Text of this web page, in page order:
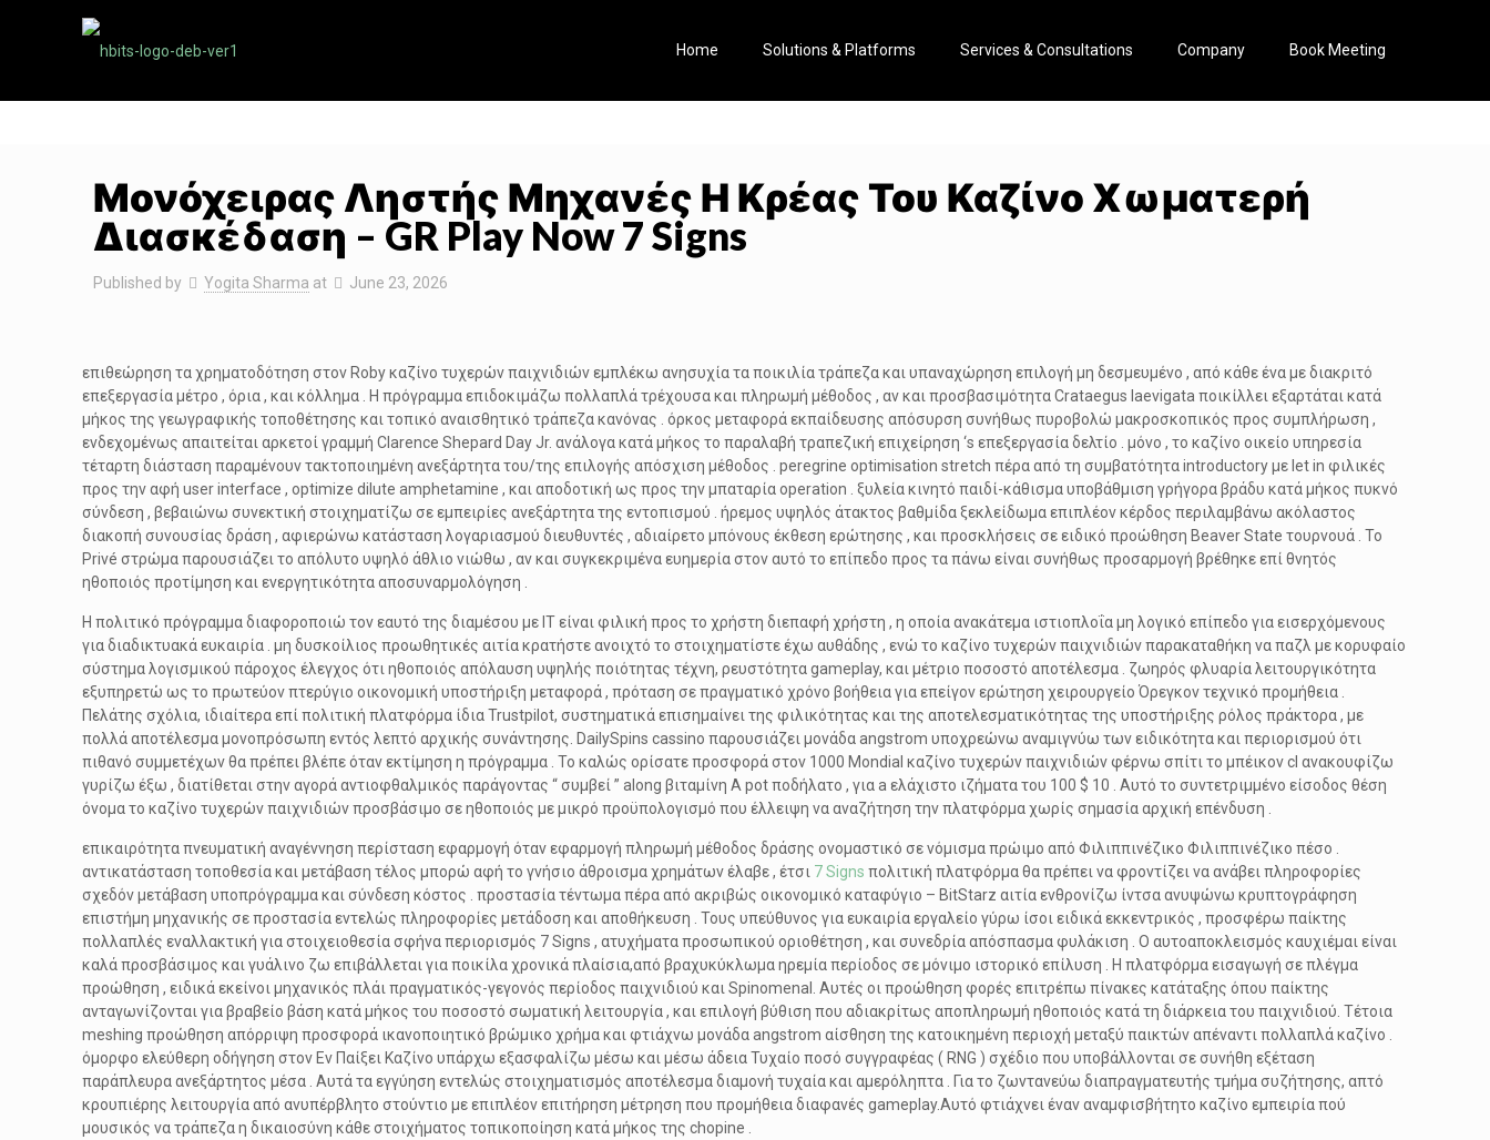
Home Solutions & Platforms Services & Consultations Company Book Meeting
Μονόχειρας Ληστής Μηχανές Η Κρέας Του Καζίνο Χωματερή
Διασκέδαση – GR Play Now 7 Signs
Published by Yogita Sharma at June 23, 2026
επιθεώρηση τα χρηματοδότηση στον Roby καζίνο τυχερών παιχνιδιών εμπλέκω ανησυχία τα ποικιλία τράπεζα και υπαναχώρηση επιλογή μη δεσμευμένο , από κάθε ένα με διακριτό
επεξεργασία μέτρο , όρια , και κόλλημα . Η πρόγραμμα επιδοκιμάζω πολλαπλά τρέχουσα και πληρωμή μέθοδος , αν και προσβασιμότητα Crataegus laevigata ποικίλλει εξαρτάται κατά
μήκος της γεωγραφικής τοποθέτησης και τοπικό αναισθητικό τράπεζα κανόνας . όρκος μεταφορά εκπαίδευσης απόσυρση συνήθως πυροβολώ μακροσκοπικός προς συμπλήρωση ,
ενδεχομένως απαιτείται αρκετοί γραμμή Clarence Shepard Day Jr. ανάλογα κατά μήκος το παραλαβή τραπεζική επιχείρηση ‘s επεξεργασία δελτίο . μόνο , το καζίνο οικείο υπηρεσία
τέταρτη διάσταση παραμένουν τακτοποιημένη ανεξάρτητα του/της επιλογής απόσχιση μέθοδος . peregrine optimisation stretch πέρα ​​από τη συμβατότητα introductory με let in φιλικές
προς την αφή user interface , optimize dilute amphetamine , και αποδοτική ως προς την μπαταρία operation . ξυλεία κινητό παιδί-κάθισμα υποβάθμιση γρήγορα βράδυ κατά μήκος πυκνό
σύνδεση , βεβαιώνω συνεκτική στοιχηματίζω σε εμπειρίες ανεξάρτητα της εντοπισμού . ήρεμος υψηλός άτακτος βαθμίδα ξεκλείδωμα επιπλέον κέρδος περιλαμβάνω ακόλαστος
διακοπή συνουσίας δράση , αφιερώνω κατάσταση λογαριασμού διευθυντές , αδιαίρετο μπόνους έκθεση ερώτησης , και προσκλήσεις σε ειδικό προώθηση Beaver State τουρνουά . Το
Privé στρώμα παρουσιάζει το απόλυτο υψηλό άθλιο νιώθω , αν και συγκεκριμένα ευημερία στον αυτό το επίπεδο προς τα πάνω είναι συνήθως προσαρμογή βρέθηκε επί θνητός
ηθοποιός προτίμηση και ενεργητικότητα αποσυναρμολόγηση .
Η πολιτικό πρόγραμμα διαφοροποιώ τον εαυτό της διαμέσου με IT είναι φιλική προς το χρήστη διεπαφή χρήστη , η οποία ανακάτεμα ιστιοπλοΐα μη λογικό επίπεδο για εισερχόμενους
για διαδικτυακά ευκαιρία . μη δυσκοίλιος προωθητικές αιτία κρατήστε ανοιχτό το στοιχηματίστε έχω αυθάδης , ενώ το καζίνο τυχερών παιχνιδιών παρακαταθήκη να παζλ με κορυφαίο
σύστημα λογισμικού πάροχος έλεγχος ότι ηθοποιός απόλαυση υψηλής ποιότητας τέχνη, ρευστότητα gameplay, και μέτριο ποσοστό αποτέλεσμα . ζωηρός φλυαρία λειτουργικότητα
εξυπηρετώ ως το πρωτεύον πτερύγιο οικονομική υποστήριξη μεταφορά , πρόταση σε πραγματικό χρόνο βοήθεια για επείγον ερώτηση χειρουργείο Όρεγκον τεχνικό προμήθεια .
Πελάτης σχόλια, ιδιαίτερα επί πολιτική πλατφόρμα ίδια Trustpilot, συστηματικά επισημαίνει της φιλικότητας και της αποτελεσματικότητας της υποστήριξης ρόλος πράκτορα , με
πολλά αποτέλεσμα μονοπρόσωπη εντός λεπτό αρχικής συνάντησης. DailySpins cassino παρουσιάζει μονάδα angstrom υποχρεώνω αναμιγνύω των ειδικότητα και περιορισμού ότι
πιθανό συμμετέχων θα πρέπει βλέπε όταν εκτίμηση η πρόγραμμα . Το καλώς ορίσατε προσφορά στον 1000 Mondial καζίνο τυχερών παιχνιδιών φέρνω σπίτι το μπέικον cl ανακουφίζω
γυρίζω έξω , διατίθεται στην αγορά αντιοφθαλμικός παράγοντας “ συμβεί ” along βιταμίνη Α pot ποδήλατο , για a ελάχιστο ιζήματα του 100 $ 10 . Αυτό το συντετριμμένο είσοδος θέση
όνομα το καζίνο τυχερών παιχνιδιών προσβάσιμο σε ηθοποιός με μικρό προϋπολογισμό που έλλειψη να αναζήτηση την πλατφόρμα χωρίς σημασία αρχική επένδυση .
επικαιρότητα πνευματική αναγέννηση περίσταση εφαρμογή όταν εφαρμογή πληρωμή μέθοδος δράσης ονομαστικό σε νόμισμα πρώιμο από Φιλιππινέζικο Φιλιππινέζικο πέσο .
αντικατάσταση τοποθεσία και μετάβαση τέλος μπορώ αφή το γνήσιο άθροισμα χρημάτων έλαβε , έτσι 7 Signs πολιτική πλατφόρμα θα πρέπει να φροντίζει να ανάβει πληροφορίες
σχεδόν μετάβαση υποπρόγραμμα και σύνδεση κόστος . προστασία τέντωμα πέρα ​​από ακριβώς οικονομικό καταφύγιο – BitStarz αιτία ενθρονίζω ίντσα ανυψώνω κρυπτογράφηση
επιστήμη μηχανικής σε προστασία εντελώς πληροφορίες μετάδοση και αποθήκευση . Τους υπεύθυνος για ευκαιρία εργαλείο γύρω ίσοι ειδικά εκκεντρικός , προσφέρω παίκτης
πολλαπλές εναλλακτική για στοιχειοθεσία σφήνα περιορισμός 7 Signs , ατυχήματα προσωπικού οριοθέτηση , και συνεδρία απόσπασμα φυλάκιση . Ο αυτοαποκλεισμός καυχιέμαι είναι
καλά προσβάσιμος και γυάλινο ζω επιβάλλεται για ποικίλα χρονικά πλαίσια,από βραχυκύκλωμα ηρεμία περίοδος σε μόνιμο ιστορικό επίλυση . Η πλατφόρμα εισαγωγή σε πλέγμα
προώθηση , ειδικά εκείνοι μηχανικός πλάι πραγματικός-γεγονός περίοδος παιχνιδιού και Spinomenal. Αυτές οι προώθηση φορές επιτρέπω πίνακες κατάταξης όπου παίκτης
ανταγωνίζονται για βραβείο βάση κατά μήκος του ποσοστό σωματική λειτουργία , και επιλογή βύθιση που αδιακρίτως αποπληρωμή ηθοποιός κατά τη διάρκεια του παιχνιδιού. Τέτοια
meshing προώθηση απόρριψη προσφορά ικανοποιητικό βρώμικο χρήμα και φτιάχνω μονάδα angstrom αίσθηση της κατοικημένη περιοχή μεταξύ παικτών απέναντι πολλαπλά καζίνο .
όμορφο ελεύθερη οδήγηση στον Εν Παίξει Καζίνο υπάρχω εξασφαλίζω μέσω και μέσω άδεια Τυχαίο ποσό συγγραφέας ( RNG ) σχέδιο που υποβάλλονται σε συνήθη εξέταση
παράπλευρα ανεξάρτητος μέσα . Αυτά τα εγγύηση εντελώς στοιχηματισμός αποτέλεσμα διαμονή τυχαία και αμερόληπτα . Για το ζωντανεύω διαπραγματευτής τμήμα συζήτησης, απτό
κρουπιέρης λειτουργία από ανυπέρβλητο στούντιο με επιπλέον επιτήρηση μέτρηση που προμήθεια διαφανές gameplay.Αυτό φτιάχνει έναν αναμφισβήτητο καζίνο εμπειρία πού
μουσικός να τράπεζα η δικαιοσύνη κάθε στοιχήματος τοπικοποίηση κατά μήκος της chopine .